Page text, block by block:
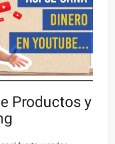
Productos y